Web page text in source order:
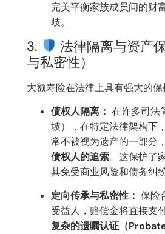
完美平衡家族成员间的财
歧。
3.
法律隔离与资产
与私密性）
大额寿险在法律上具有强大的保
债权人隔离： 在许多司法
坡），在特定法律架构下
常不被视为遗产的一部分
债权人的追索。这保护了
其免受商业风险和债务纠
定向传承与私密性： 保险
受益人，赔偿金将直接支
复杂的遗嘱认证（